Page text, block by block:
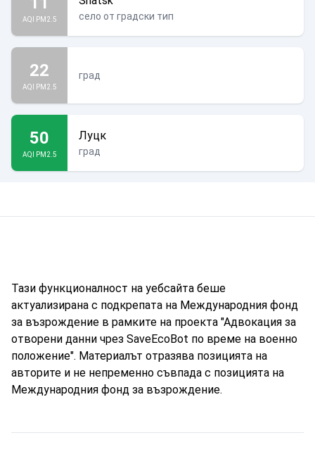
AQI PM2.5 село от градски тип
22
AQI PM2.5
град
50
AQI PM2.5
Луцк
град
Тази функционалност на уебсайта беше
актуализирана с подкрепата на Международния фонд
за възрождение в рамките на проекта "Адвокация за
отворени данни чрез SaveEcoBot по време на военно
положение". Материалът отразява позицията на
авторите и не непременно съвпада с позицията на
Международния фонд за възрождение.